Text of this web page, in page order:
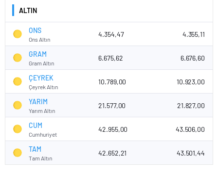
ALTIN
ONS
Ons Altın
4.354,47 4.355,11
GRAM
Gram Altın
6.675,62 6.676,60
ÇEYREK
Çeyrek Altın
10.789,00 10.923,00
YARIM
Yarım Altın
21.577,00 21.827,00
CUM
Cumhuriyet
42.955,00 43.506,00
TAM
Tam Altın
42.652,21 43.501,44